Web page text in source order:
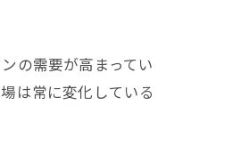
の需要が高まってい
は常に変化している